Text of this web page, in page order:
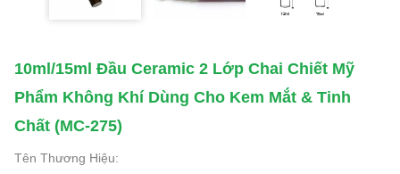
10ml/15ml Đầu Ceramic 2 Lớp Chai Chiết Mỹ
Phẩm Không Khí Dùng Cho Kem Mắt & Tinh
Chất (MC-275)
Tên Thương Hiệu: